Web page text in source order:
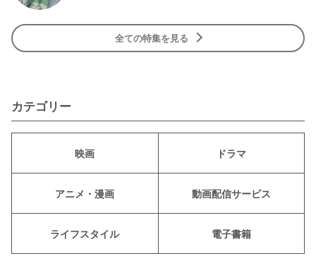
全ての特集を見る
カテゴリー
映画 ドラマ
アニメ・漫画 動画配信サービス
ライフスタイル 電子書籍